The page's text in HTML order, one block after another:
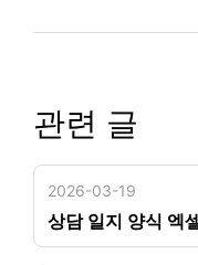
관련 글
2026-03-19
상담 일지 양식 엑